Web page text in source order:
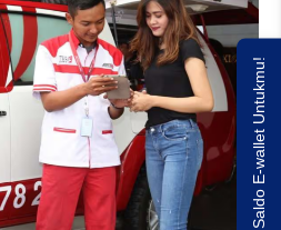
Saldo E-wallet Untukmu!